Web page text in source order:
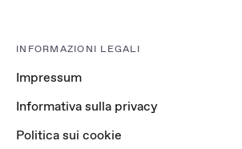
INFORMAZIONI LEGALI
Impressum
Informativa sulla privacy
Politica sui cookie